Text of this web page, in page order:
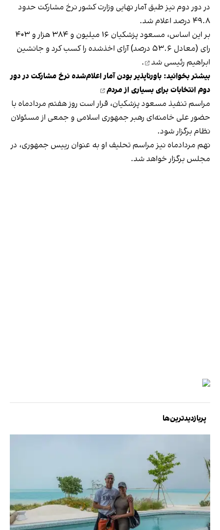
در دور دوم نیز طبق آمار نهایی وزارت کشور نرخ مشارکت حدود
۴۹.۸ درصد اعلام شد.
بر این اساس، مسعود پزشکیان ۱۶ میلیون و ۳۸۴ هزار و ۴۰۳
رای (معادل ۵۳.۶ درصد) آرای اخذشده را کسب کرد و
جانشین
ابراهیم رئیسی شد
.
بیشتر بخوانید: باورناپذیر بودن آمار اعلام‌شده نرخ مشارکت در دور
دوم انتخابات برای بسیاری از مردم
مراسم تنفیذ مسعود پزشکیان، قرار است روز هفتم مردادماه با
حضور علی خامنه‌ای رهبر جمهوری اسلامی و جمعی از مسئولان
نظام برگزار شود.
نهم مردادماه نیز مراسم تحلیف او به عنوان رییس‌ جمهوری، در
مجلس برگزار خواهد شد.
پربازدیدترین‌ها